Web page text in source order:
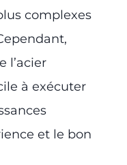
complexes
l’acier
à exécuter
et le bon